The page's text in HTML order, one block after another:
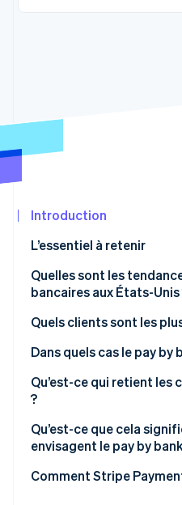
Découvrez les
Identity
Découvrez comment
Regarder la vidéo
Introduction
L’essentiel à retenir
Quelles sont les
bancaires aux États-Unis
Quels clients sont les
Dans quels cas le pay
Qu’est-ce qui retient les
?
Qu’est-ce que cela
envisagent le pay by
Comment Stripe